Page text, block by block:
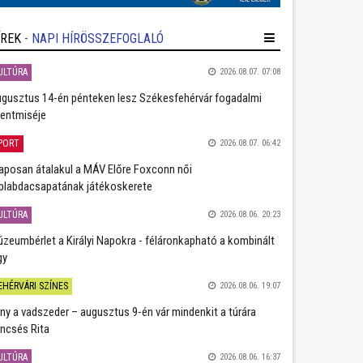
- NAPI HÍRÖSSZEFOGLALÓ
2026.08.07. 07:08
14-én pénteken lesz Székesfehérvár fogadalmi
2026.08.07. 06:42
átalakul a MÁV Előre Foxconn női
játékoskerete
2026.08.06. 20:23
a Királyi Napokra - féláronkapható a kombinált
SZÍNES 2026.08.06. 19:07
a vadszeder – augusztus 9-én vár mindenkit a túrára
Rita
2026.08.06. 16:37